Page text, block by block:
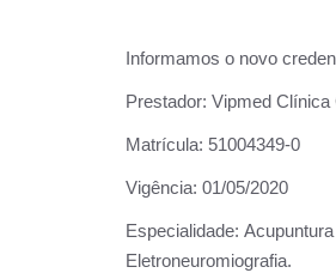
Informamos o novo
Prestador: Vipmed Clínica
Matrícula: 51004349-0
Vigência: 01/05/2020
Especialidade:
Eletroneuromiografia.